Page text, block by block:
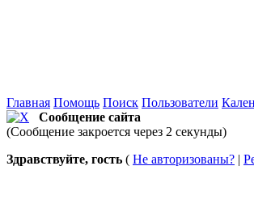
Главная Помощь Поиск Пользователи
Сообщение сайта
(Сообщение закроется через 2 секунды)
Здравствуйте, гость ( Не авторизованы? |